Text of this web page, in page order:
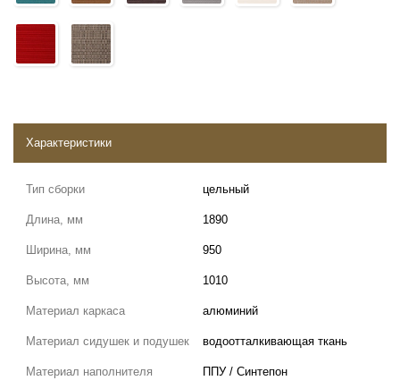
Характеристики
Тип сборки цельный
Длина, мм 1890
Ширина, мм 950
Высота, мм 1010
Материал каркаса алюминий
Материал сидушек и подушек водоотталкивающая ткань
Материал наполнителя ППУ / Синтепон